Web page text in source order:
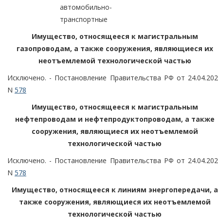
автомобильно-
транспортные
Имущество, относящееся к магистральным
газопроводам, а также сооружения, являющиеся их
неотъемлемой технологической частью
Исключено. - Постановление Правительства РФ от
N 578
Имущество, относящееся к магистральным
нефтепроводам и нефтепродуктопроводам, а также
сооружения, являющиеся их неотъемлемой
технологической частью
Исключено. - Постановление Правительства РФ от
N 578
Имущество, относящееся к линиям энергопередачи, а
также сооружения, являющиеся их неотъемлемой
технологической частью